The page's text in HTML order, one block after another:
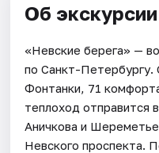
Об экскурсии
«Невские берега» —
пo Caнкт-Пeтepбуpгу.
Фонтанки, 71
теплоход отправится
Аничкова и
Невского проспекта.